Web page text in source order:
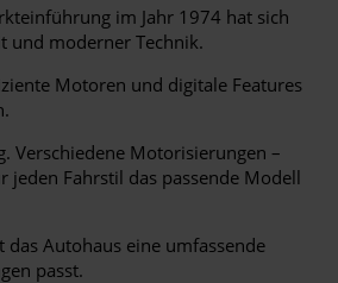
im Jahr 1974 hat sich
und moderner Technik.
Motoren und digitale Features
Verschiedene Motorisierungen –
Fahrstil das passende Modell
Autohaus eine umfassende
passt.